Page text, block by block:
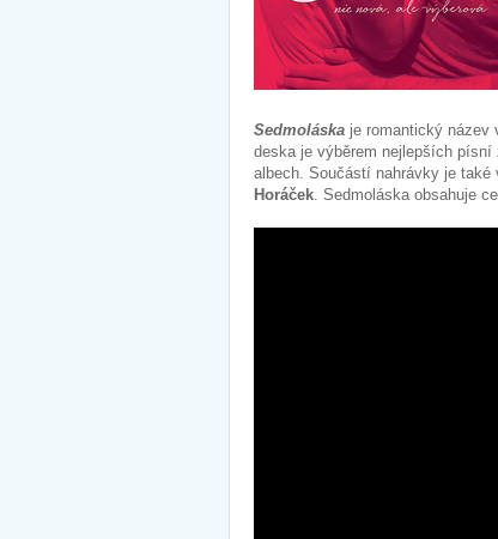
Sedmoláska je romantický název
deska je výběrem nejlepších
albech. Součástí nahrávky je také
Horáček. Sedmoláska obsahuje